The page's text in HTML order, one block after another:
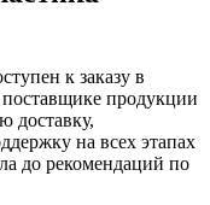
к заказу в
продукции
доставку,
на всех этапах
до рекомендаций по